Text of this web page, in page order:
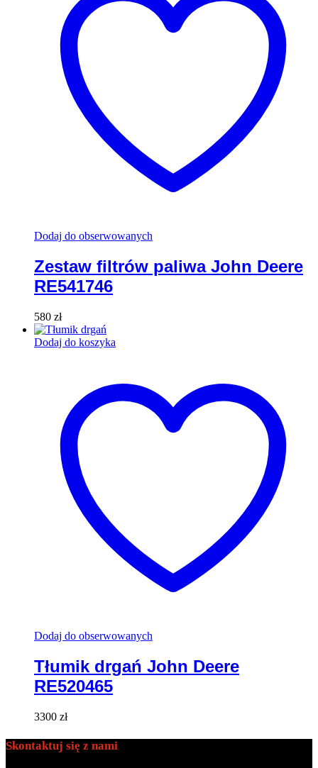
Dodaj do obserwowanych
Zestaw filtrów paliwa John Deere
RE541746
580 zł
Dodaj do koszyka
Dodaj do obserwowanych
Tłumik drgań John Deere
RE520465
3300 zł
Skontaktuj się z nami